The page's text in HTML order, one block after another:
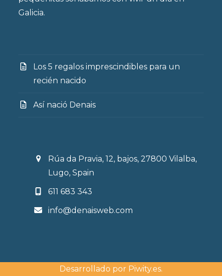
Galicia.
Los 5 regalos imprescindibles para un
recién nacido
Así nació Denais
Rúa da Pravia, 12, bajos, 27800 Vilalba,
Lugo, Spain
611 683 343
info@denaisweb.com
Desarrollado por Piwity.es.